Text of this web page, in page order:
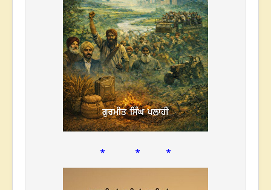
* * *